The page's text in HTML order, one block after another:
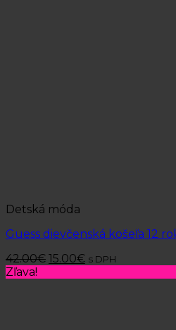
Detská móda
Guess dievčenská košeľa 12
42.00€ 15.00€ s DPH
Zľava!